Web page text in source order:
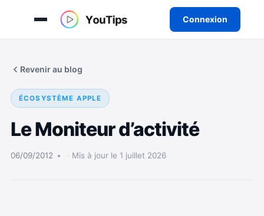
Connexion
Revenir au blog
ÉCOSYSTÈME APPLE
Le Moniteur d’activité
06/09/2012 Mis à jour le 1 juillet 2026